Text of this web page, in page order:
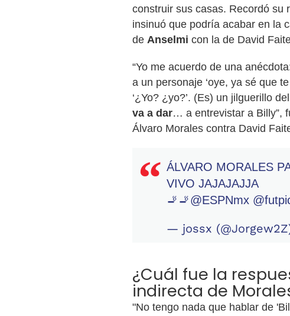
construir sus casas. Recordó su
insinuó que podría acabar en la
de Anselmi con la de David
“Yo me acuerdo de una
a un personaje ‘oye, ya sé que
‘¿Yo? ¿yo?’. (Es) un jilguerillo
va a dar… a entrevistar a Billy”,
Álvaro Morales contra David
ÁLVARO MORALES
VIVO JAJAJAJJA
🚬🚬@ESPNmx
— jossx
¿Cuál fue la
indirecta de
"No tengo nada que hablar de